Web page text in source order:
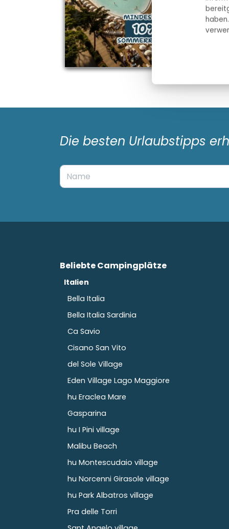
Die besten Urlaubstipps
Beliebte Campingplätze
Italien
Bella Italia
Bella Italia Sardinia
Ca Savio
Cisano San Vito
del Sole Village
Eden Village Lago Maggiore
hu Eraclea Mare
Gasparina
hu I Pini village
Malibu Beach
hu Montescudaio village
hu Norcenni Girasole village
hu Park Albatros village
Pra delle Torri